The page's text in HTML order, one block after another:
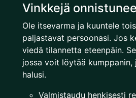
Vinkkejä
Ole itsevarma ja kuuntele
paljastavat persoonasi. Jos
viedä tilannetta eteenpäin.
jossa voit löytää
halusi.
Valmistaudu henkisesti